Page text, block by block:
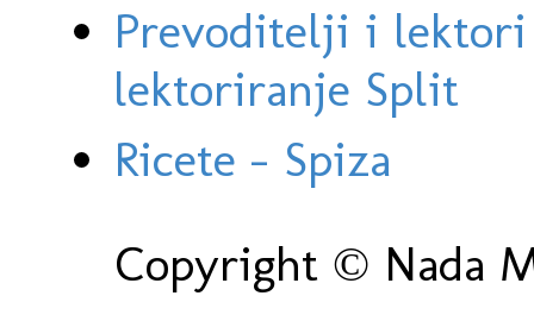
Prevoditelji i
lektoriranje Split
Ricete - Spiza
Copyright © Nada